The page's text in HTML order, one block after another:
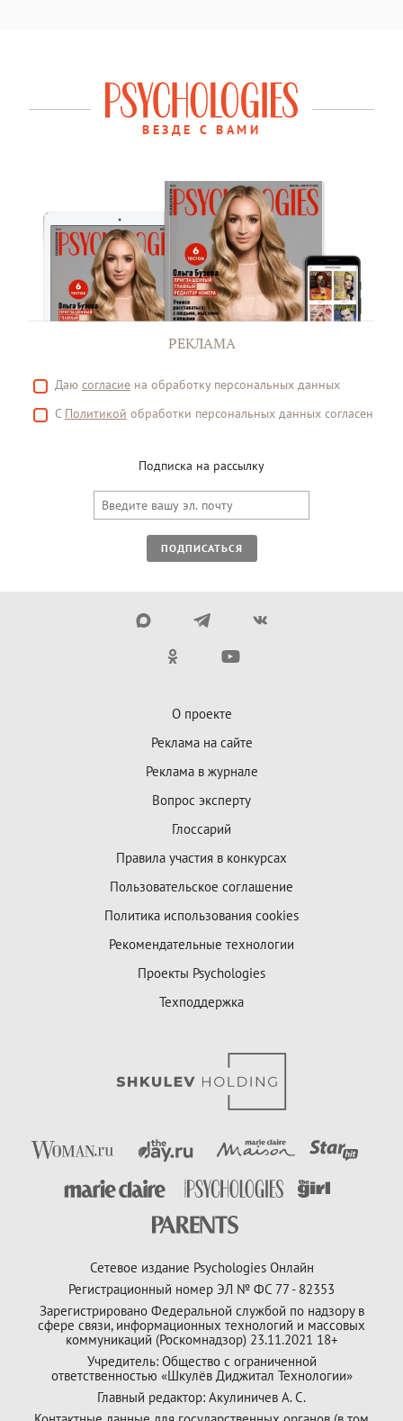
ВЕЗДЕ С ВАМИ
РЕКЛАМА
Даю согласие на обработку персональных данных
С Политикой обработки персональных данных согласен
Подписка на рассылку
ПОДПИСАТЬСЯ
О проекте
Реклама на сайте
Реклама в журнале
Вопрос эксперту
Глоссарий
Правила участия в конкурсах
Пользовательское соглашение
Политика использования cookies
Рекомендательные технологии
Проекты Psychologies
Техподдержка
Сетевое издание Psychologies Онлайн
Регистрационный номер ЭЛ № ФС 77 - 82353
Зарегистрировано Федеральной службой по надзору в
сфере связи, информационных технологий и массовых
коммуникаций (Роскомнадзор) 23.11.2021 18+
Учредитель: Общество с ограниченной
ответственностью «Шкулёв Диджитал Технологии»
Главный редактор: Акулиничев А. С.